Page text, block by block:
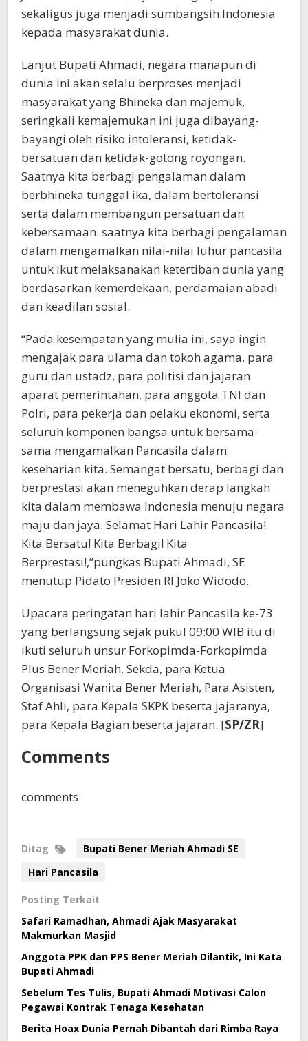
sekaligus juga menjadi sumbangsih Indonesia
kepada masyarakat dunia.
Lanjut Bupati Ahmadi, negara manapun di
dunia ini akan selalu berproses menjadi
masyarakat yang Bhineka dan majemuk,
seringkali kemajemukan ini juga dibayang-
bayangi oleh risiko intoleransi, ketidak-
bersatuan dan ketidak-gotong royongan.
Saatnya kita berbagi pengalaman dalam
berbhineka tunggal ika, dalam bertoleransi
serta dalam membangun persatuan dan
kebersamaan. saatnya kita berbagi pengalaman
dalam mengamalkan nilai-nilai luhur pancasila
untuk ikut melaksanakan ketertiban dunia yang
berdasarkan kemerdekaan, perdamaian abadi
dan keadilan sosial.
“Pada kesempatan yang mulia ini, saya ingin
mengajak para ulama dan tokoh agama, para
guru dan ustadz, para politisi dan jajaran
aparat pemerintahan, para anggota TNI dan
Polri, para pekerja dan pelaku ekonomi, serta
seluruh komponen bangsa untuk bersama-
sama mengamalkan Pancasila dalam
keseharian kita. Semangat bersatu, berbagi dan
berprestasi akan meneguhkan derap langkah
kita dalam membawa Indonesia menuju negara
maju dan jaya. Selamat Hari Lahir Pancasila!
Kita Bersatu! Kita Berbagi! Kita
Berprestasi!,”pungkas Bupati Ahmadi, SE
menutup Pidato Presiden RI Joko Widodo.
Upacara peringatan hari lahir Pancasila ke-73
yang berlangsung sejak pukul 09:00 WIB itu di
ikuti seluruh unsur Forkopimda-Forkopimda
Plus Bener Meriah, Sekda, para Ketua
Organisasi Wanita Bener Meriah, Para Asisten,
Staf Ahli, para Kepala SKPK beserta jajaranya,
para Kepala Bagian beserta jajaran. [SP/ZR]
Comments
comments
Ditag
Bupati Bener Meriah Ahmadi SE
Hari Pancasila
Posting Terkait
Safari Ramadhan, Ahmadi Ajak Masyarakat
Makmurkan Masjid
Anggota PPK dan PPS Bener Meriah Dilantik, Ini Kata
Bupati Ahmadi
Sebelum Tes Tulis, Bupati Ahmadi Motivasi Calon
Pegawai Kontrak Tenaga Kesehatan
Berita Hoax Dunia Pernah Dibantah dari Rimba Raya